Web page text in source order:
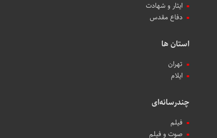
ایثار و شهادت
دفاع مقدس
استان ها
تهران
ایلام
چندرسانه‌ای
فیلم
صوت و فیلم